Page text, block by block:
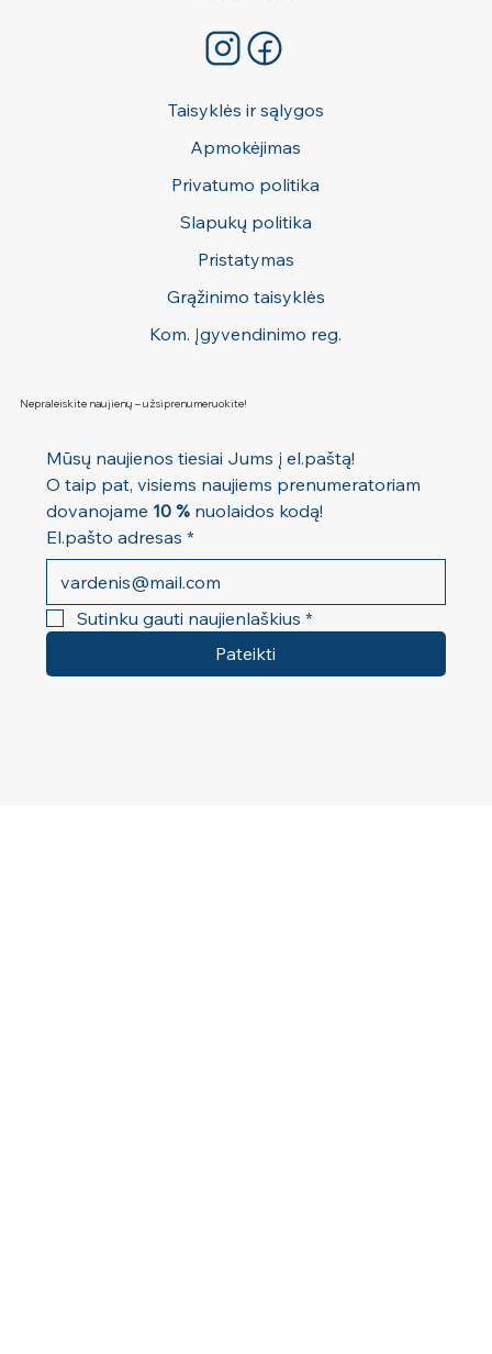
Nepraleiskite naujienų – užsiprenumeruokite!
O taip pat, visiems naujiems prenumeratoriam
dovanojame 10 % nuolaidos kodą!
El.pašto adresas *
Sutinku gauti naujienlaškius *
Pateikti
Taisyklės ir sąlygos
Apmokėjimas
Privatumo politika
Slapukų politika
Pristatymas
Grąžinimo taisyklės
Kom. Įgyvendinimo reg.